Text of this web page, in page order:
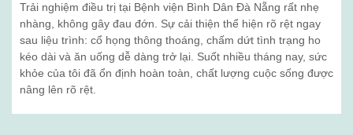
Trải nghiệm điều trị tại Bệnh viện Bình Dân Đà Nẵng rất nhẹ
nhàng, không gây đau đớn. Sự cải thiện thể hiện rõ rệt ngay
sau liệu trình: cổ họng thông thoáng, chấm dứt tình trạng ho
kéo dài và ăn uống dễ dàng trở lại. Suốt nhiều tháng nay, sức
khỏe của tôi đã ổn định hoàn toàn, chất lượng cuộc sống được
nâng lên rõ rệt.